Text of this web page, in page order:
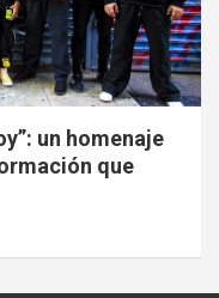
un homenaje
que